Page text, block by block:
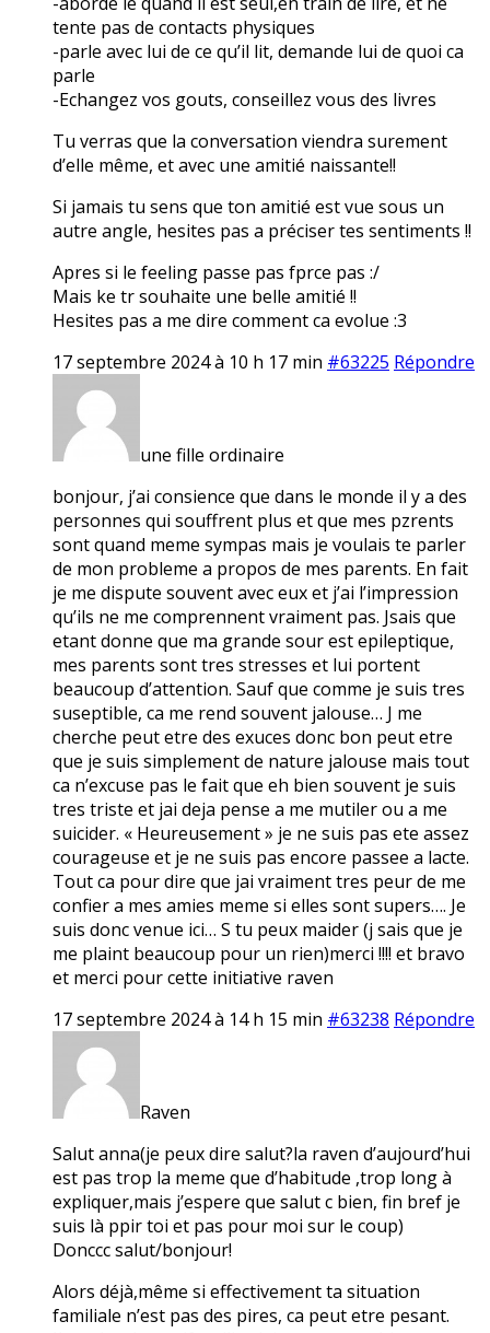
tente pas de contacts physiques
-parle avec lui de ce qu’il lit, demande lui de quoi ca
parle
-Echangez vos gouts, conseillez vous des livres
Tu verras que la conversation viendra surement
d’elle même, et avec une amitié naissante!!
Si jamais tu sens que ton amitié est vue sous un
autre angle, hesites pas a préciser tes sentiments !!
Apres si le feeling passe pas fprce pas :/
Mais ke tr souhaite une belle amitié !!
Hesites pas a me dire comment ca evolue :3
17 septembre 2024 à 10 h 17 min #63225 Répondre
une fille ordinaire
bonjour, j’ai consience que dans le monde il y a des
personnes qui souffrent plus et que mes pzrents
sont quand meme sympas mais je voulais te parler
de mon probleme a propos de mes parents. En fait
je me dispute souvent avec eux et j’ai l’impression
qu’ils ne me comprennent vraiment pas. Jsais que
etant donne que ma grande sour est epileptique,
mes parents sont tres stresses et lui portent
beaucoup d’attention. Sauf que comme je suis tres
suseptible, ca me rend souvent jalouse… J me
cherche peut etre des exuces donc bon peut etre
que je suis simplement de nature jalouse mais tout
ca n’excuse pas le fait que eh bien souvent je suis
tres triste et jai deja pense a me mutiler ou a me
suicider. « Heureusement » je ne suis pas ete assez
courageuse et je ne suis pas encore passee a lacte.
Tout ca pour dire que jai vraiment tres peur de me
confier a mes amies meme si elles sont supers…. Je
suis donc venue ici… S tu peux maider (j sais que je
me plaint beaucoup pour un rien)merci !!!! et bravo
et merci pour cette initiative raven
17 septembre 2024 à 14 h 15 min #63238 Répondre
Raven
Salut anna(je peux dire salut?la raven d’aujourd’hui
est pas trop la meme que d’habitude ,trop long à
expliquer,mais j’espere que salut c bien, fin bref je
suis là ppir toi et pas pour moi sur le coup)
Donccc salut/bonjour!
Alors déjà,même si effectivement ta situation
familiale n’est pas des pires, ca peut etre pesant.